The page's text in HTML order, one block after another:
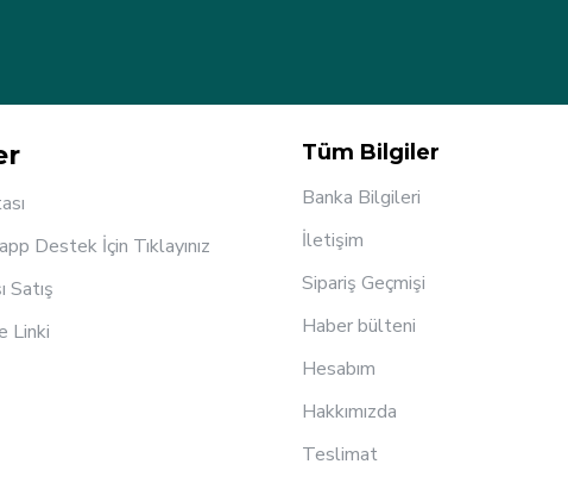
Destek İçin Tıklayınız
Satış
Linki
Tüm Bilgiler
Banka Bilgileri
İletişim
Sipariş Geçmişi
Haber bülteni
Hesabım
Hakkımızda
Teslimat